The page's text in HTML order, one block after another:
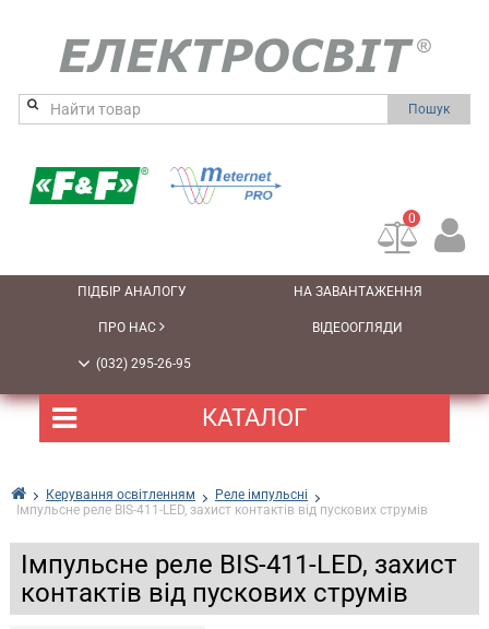
Пошук
0
КАТАЛОГ
ПІДБІР АНАЛОГУ НА ЗАВАНТАЖЕННЯ
ПРО НАС ВІДЕООГЛЯДИ
(032) 295-26-95
Керування освітленням
Реле імпульсні
Імпульсне реле BIS-411-LED, захист контактів від пускових струмів
Імпульсне реле BIS-411-LED, захист
контактів від пускових струмів